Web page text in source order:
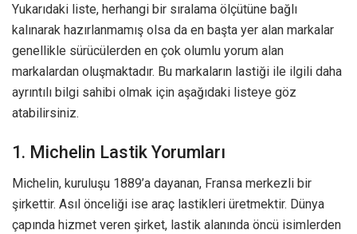
Yukarıdaki liste, herhangi bir sıralama ölçütüne bağlı
kalınarak hazırlanmamış olsa da en başta yer alan markalar
genellikle sürücülerden en çok olumlu yorum alan
markalardan oluşmaktadır. Bu markaların lastiği ile ilgili daha
ayrıntılı bilgi sahibi olmak için aşağıdaki listeye göz
atabilirsiniz.
1. Michelin Lastik Yorumları
Michelin, kuruluşu 1889’a dayanan, Fransa merkezli bir
şirkettir. Asıl önceliği ise araç lastikleri üretmektir. Dünya
çapında hizmet veren şirket, lastik alanında öncü isimlerden